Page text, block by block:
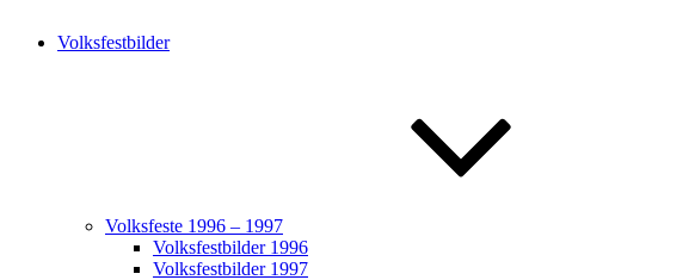
Volksfestbilder
Volksfeste 1996 – 1997
Volksfestbilder 1996
Volksfestbilder 1997